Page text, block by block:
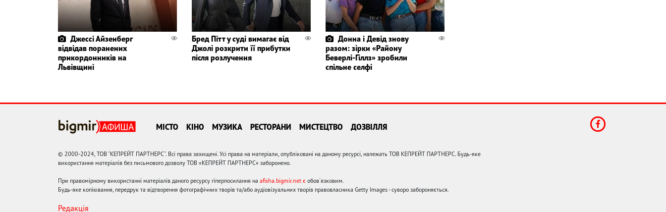
Джессі Айзенберг
відвідав поранених
прикордонників на
Львівщині
Бред Пітт у суді вимагає від
Джолі розкрити її прибутки
після розлучення
Донна і Девід знову
разом: зірки «Району
Беверлі-Гіллз» зробили
спільне селфі
МІСТО КІНО МУЗИКА РЕСТОРАНИ МИСТЕЦТВО ДОЗВІЛЛЯ
© 2000-2024, ТОВ "КЕПРЕЙТ ПАРТНЕРС". Всі права захищені. Усі права на матеріали, опубліковані на даному ресурсі, належать ТОВ КЕПРЕЙТ ПАРТНЕРС. Будь-яке
використання матеріалів без письмового дозволу ТОВ «КЕПРЕЙТ ПАРТНЕРС» заборонено.
При правомірному використанні матеріалів даного ресурсу гіперпосилання на afisha.bigmir.net є обов'язковим.
Будь-яке копіювання, передрук та відтворення фотографічних творів та/або аудіовізуальних творів правовласника Getty Images - суворо забороняється.
Редакція